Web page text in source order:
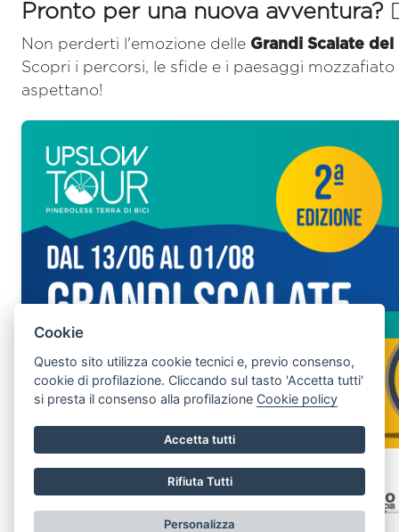
Cookie
Questo sito utilizza cookie tecnici e, previo consenso,
cookie di profilazione. Cliccando sul tasto 'Accetta tutti'
si presta il consenso alla profilazione Cookie policy
Accetta tutti
Rifiuta Tutti
Personalizza
Pronto per una nuova avventura?
Non perderti l'emozione delle Grandi Scalate
Scopri i percorsi, le sfide e i paesaggi mozzafiato
aspettano!